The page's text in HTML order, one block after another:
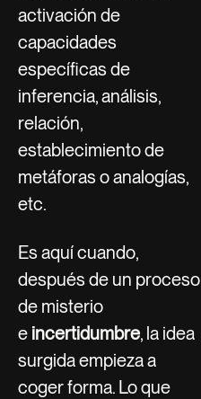
activación de
capacidades
específicas de
inferencia, análisis,
relación,
establecimiento de
metáforas o analogías,
etc.
Es aquí cuando,
después de un proceso
de misterio
e incertidumbre, la idea
surgida empieza a
coger forma. Lo que